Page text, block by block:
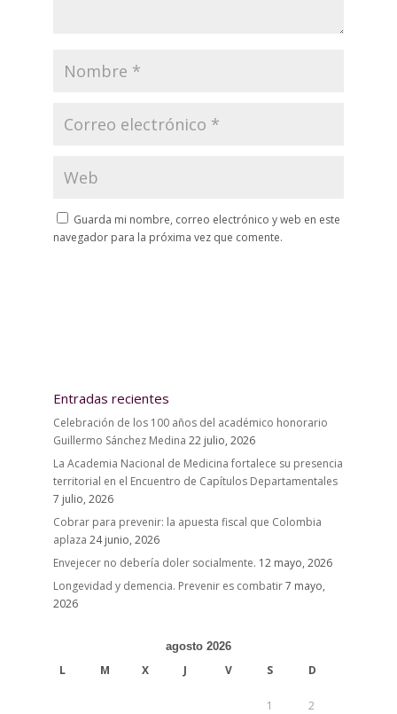
Guarda mi nombre, correo electrónico y web en este
navegador para la próxima vez que comente.
Entradas recientes
Celebración de los 100 años del académico honorario
Guillermo Sánchez Medina 22 julio, 2026
La Academia Nacional de Medicina fortalece su presencia
territorial en el Encuentro de Capítulos Departamentales
7 julio, 2026
Cobrar para prevenir: la apuesta fiscal que Colombia
aplaza 24 junio, 2026
Envejecer no debería doler socialmente. 12 mayo, 2026
Longevidad y demencia. Prevenir es combatir7 mayo,
2026
agosto 2026
L M X J V S D
1 2